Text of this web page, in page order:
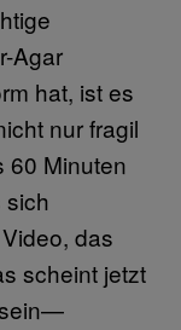
Agar
hat, ist es
nur fragil
60 Minuten
sich
das
scheint jetzt
sein—